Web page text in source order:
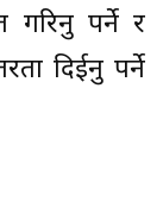
गरिनु पर्ने र
दिईनु पर्ने